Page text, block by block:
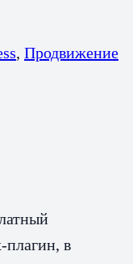
, Продвижение
в